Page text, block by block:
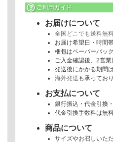
お届けについて
全国どこでも送料無
お届け希望日・時間
梱包はペーパーバッ
ご入金確認後、2営業
発送後にかかる期間は
海外発送 も承ってお
お支払について
銀行振込・代金引換
代金引換手数料は無料
商品について
サイズやお召しいた